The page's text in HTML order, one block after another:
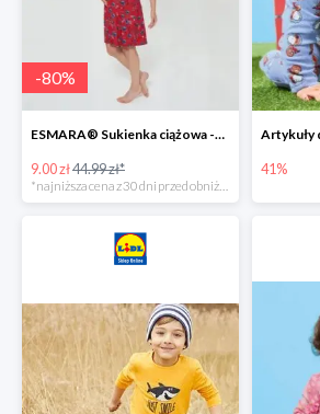
-80%
ESMARA® Sukienka ciążowa -79%
9.00 zł44.99 zł* 41%